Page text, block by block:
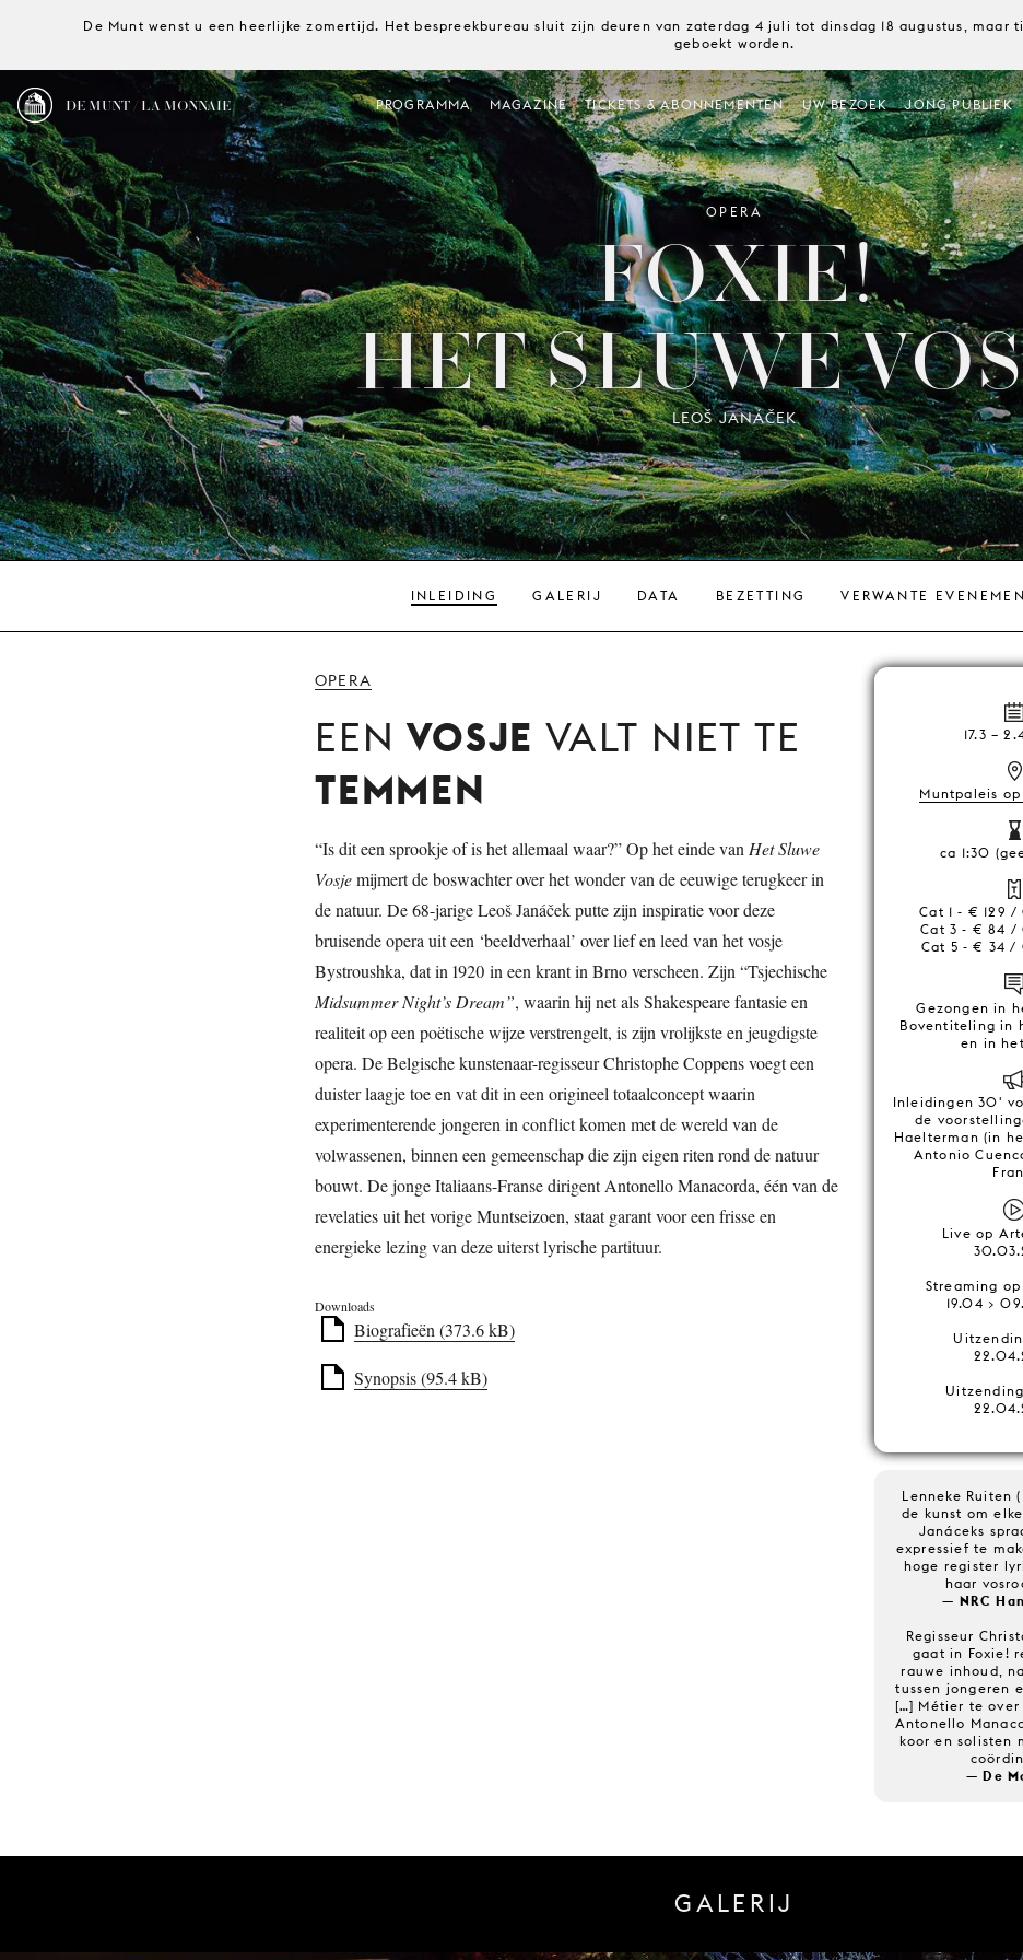
De Munt wenst u een heerlijke zomertijd. Het bespreekbureau sluit zijn deuren van zaterdag 4 juli tot dinsdag 18 augustus, maar
geboekt worden.
DE MUNT / LA MONNAIE PROGRAMMA MAGAZINE TICKETS & ABONNEMENTEN UW BEZOEK JONG PUBLIEK
OPERA
FOXIE!
HET SLUWE
LEOŠ JANÁČEK
INLEIDING GALERIJ DATA BEZETTING VERWANTE
OPERA
EENVOSJE VALT NIET TE
TEMMEN
“Is dit een sprookje of is het allemaal waar?” Op het einde van HetSluwe
Vosjemijmert de boswachter over het wonder van de eeuwige terugkeer in
de natuur. De 68-jarige Leoš Janáček putte zijn inspiratie voor deze
bruisende opera uit een ‘beeldverhaal’ over lief en leed van het vosje
Bystroushka, dat in 1920 in een krant in Brno verscheen. Zijn “Tsjechische
Midsummer Night’s Dream”, waarin hij net als Shakespeare fantasie en
realiteit op een poëtische wijze verstrengelt, is zijn vrolijkste en jeugdigste
opera. De Belgische kunstenaar-regisseur Christophe Coppens voegt een
duister laagje toe en vat dit in een origineel totaalconcept waarin
experimenterende jongeren in conflict komen met de wereld van de
volwassenen, binnen een gemeenschap die zijn eigen riten rond de natuur
bouwt. De jonge Italiaans-Franse dirigent Antonello Manacorda, één van de
revelaties uit het vorige Muntseizoen, staat garant voor een frisse en
energieke lezing van deze uiterst lyrische partituur.
Downloads
Biografieën (373.6 kB)
Synopsis (95.4 kB)
17.3 –
Muntpaleis op
ca 1:30
Cat 1 - € 129
Cat 3 - € 84 /
Cat 5 - € 34 /
Gezongen in
Boventiteling in
en in
Inleidingen 30'
de
Haelterman (in
Antonio
Live op
Streaming
19.04 >
Lenneke Ruiten
de kunst om
Janáceks
expressief te
hoge register
haar
— NRC
Regisseur
gaat in Foxie!
rauwe inhoud,
tussen jongeren
[…] Métier te
Antonello
koor en solisten
— De
GALERIJ